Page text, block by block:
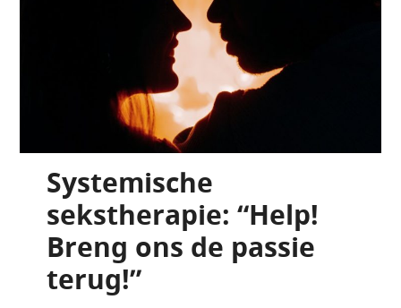
Systemische
sekstherapie: “Help!
Breng ons de passie
terug!”